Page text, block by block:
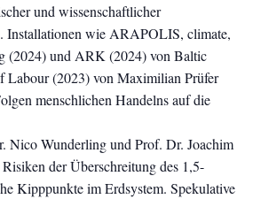
und wissenschaftlicher
Installationen wie ARAPOLIS, climate,
(2024) und ARK (2024) von Baltic
Labour (2023) von Maximilian Prüfer
menschlichen Handelns auf die
Nico Wunderling und Prof. Dr. Joachim
der Überschreitung des 1,5-
Kipppunkte im Erdsystem. Spekulative